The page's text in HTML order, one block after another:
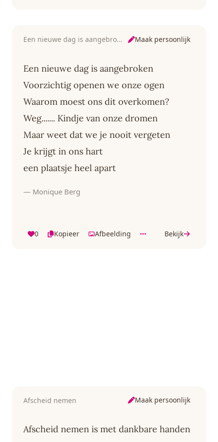
Een nieuwe dag is aangebroken Maak persoonlijk
Een nieuwe dag is aangebroken
Voorzichtig openen we onze ogen
Waarom moest ons dit overkomen?
Weg....... Kindje van onze dromen
Maar weet dat we je nooit vergeten
Je krijgt in ons hart
een plaatsje heel apart
— Monique Berg
0 Kopieer Afbeelding Bekijk
Afscheid nemen Maak persoonlijk
Afscheid nemen is met dankbare handen